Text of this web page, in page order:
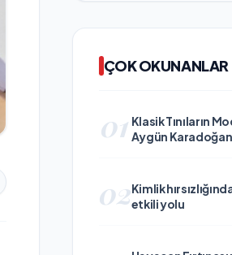
ÇOK OKUNANLAR
01 Klasik Tınıların
Aygün Karadoğan
02Kimlik
etkili yolu